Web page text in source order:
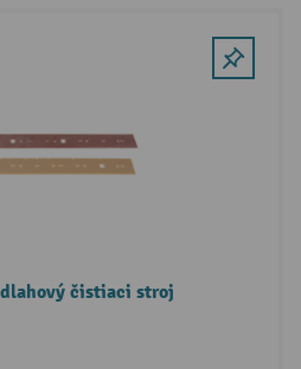
čistiaci stroj